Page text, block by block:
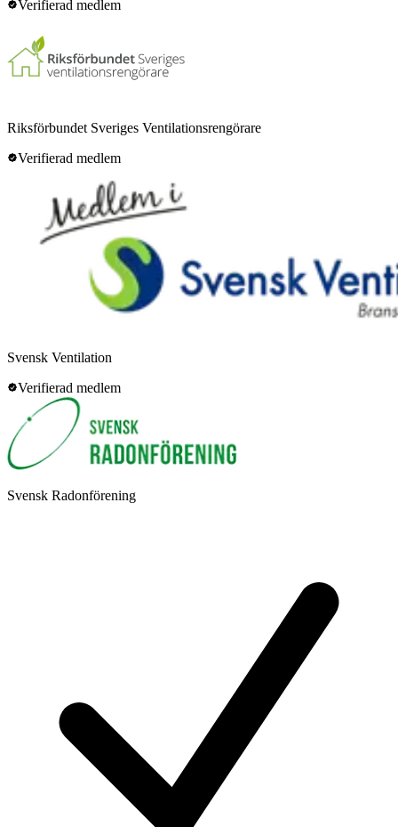
Verifierad medlem
Riksförbundet Sveriges Ventilationsrengörare
Verifierad medlem
Svensk Ventilation
Verifierad medlem
Svensk Radonförening